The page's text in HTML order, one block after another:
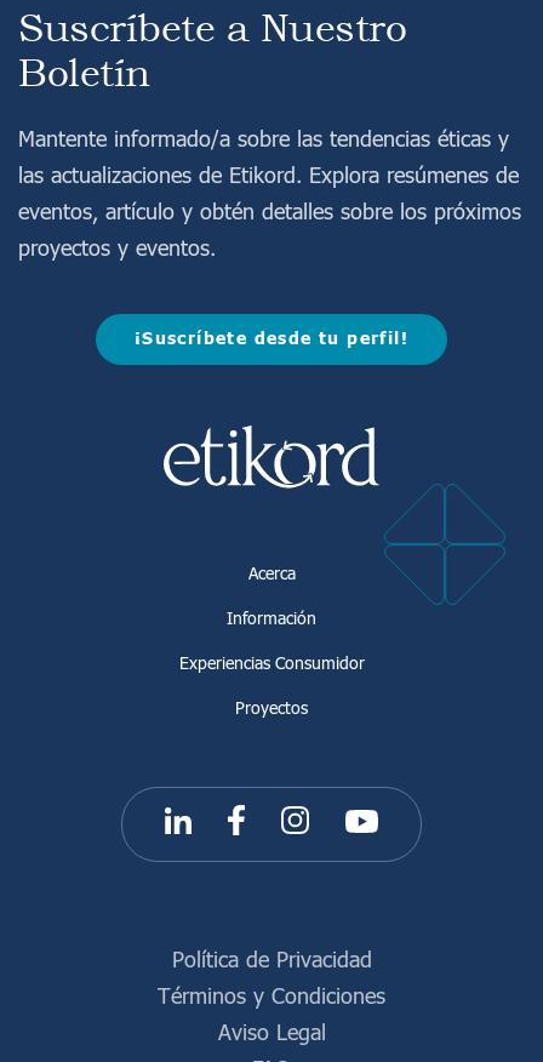
Suscríbete a Nuestro
Boletín
Mantente informado/a sobre las tendencias éticas y
las actualizaciones de Etikord. Explora resúmenes de
eventos, artículo y obtén detalles sobre los próximos
proyectos y eventos.
¡Suscríbete desde tu perfil!
Acerca
Información
Experiencias Consumidor
Proyectos
Política de Privacidad
Términos y Condiciones
Aviso Legal